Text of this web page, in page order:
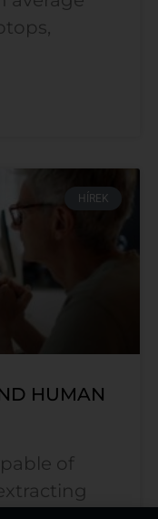
HÍREK
HUMAN
of